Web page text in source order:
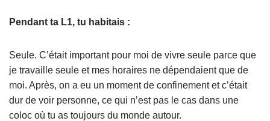
Pendant ta L1, tu habitais :
Seule. C’était important pour moi de vivre seule parce que
je travaille seule et mes horaires ne dépendaient que de
moi. Après, on a eu un moment de confinement et c’était
dur de voir personne, ce qui n’est pas le cas dans une
coloc où tu as toujours du monde autour.